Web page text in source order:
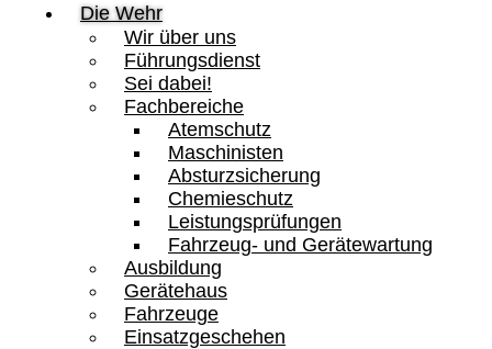
Die Wehr
Wir über uns
Führungsdienst
Sei dabei!
Fachbereiche
Atemschutz
Maschinisten
Absturzsicherung
Chemieschutz
Leistungsprüfungen
Fahrzeug- und Gerätewartung
Ausbildung
Gerätehaus
Fahrzeuge
Einsatzgeschehen